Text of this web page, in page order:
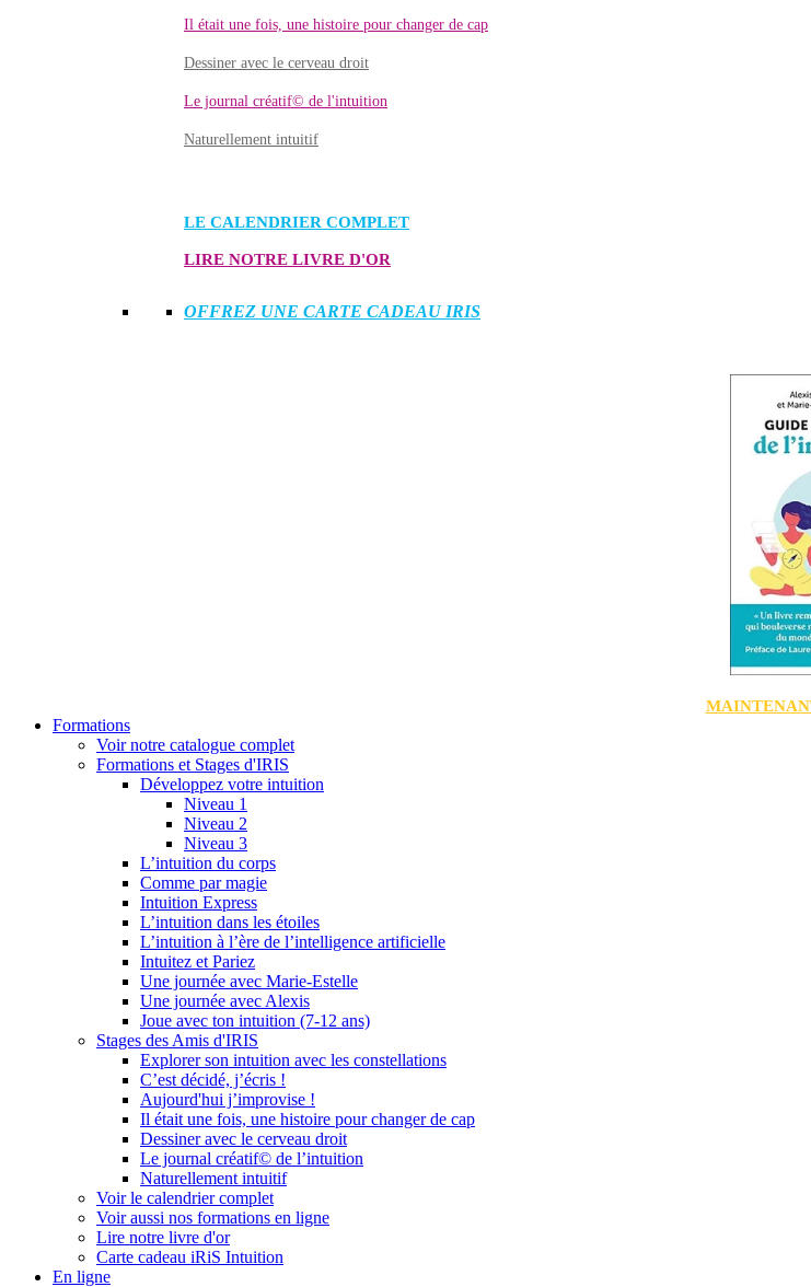
Il était une fois, une histoire pour changer de cap
Dessiner avec le cerveau droit
Le journal créatif© de l'intuition
Naturellement intuitif
LE CALENDRIER COMPLET
LIRE NOTRE LIVRE D'OR
OFFREZ UNE CARTE CADEAU IRIS
Formations
Voir notre catalogue complet
Formations et Stages d'IRIS
Développez votre intuition
Niveau 1
Niveau 2
Niveau 3
L’intuition du corps
Comme par magie
Intuition Express
L’intuition dans les étoiles
L’intuition à l’ère de l’intelligence artificielle
Intuitez et Pariez
Une journée avec Marie-Estelle
Une journée avec Alexis
Joue avec ton intuition (7-12 ans)
Stages des Amis d'IRIS
Explorer son intuition avec les constellations
C’est décidé, j’écris !
Aujourd'hui j’improvise !
Il était une fois, une histoire pour changer de cap
Dessiner avec le cerveau droit
Le journal créatif© de l’intuition
Naturellement intuitif
Voir le calendrier complet
Voir aussi nos formations en ligne
Lire notre livre d'or
Carte cadeau iRiS Intuition
En ligne